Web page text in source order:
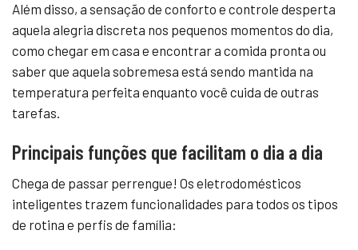
Além disso, a sensação de conforto e controle desperta
aquela alegria discreta nos pequenos momentos do dia,
como chegar em casa e encontrar a comida pronta ou
saber que aquela sobremesa está sendo mantida na
temperatura perfeita enquanto você cuida de outras
tarefas.
Principais funções que facilitam o dia a dia
Chega de passar perrengue! Os eletrodomésticos
inteligentes trazem funcionalidades para todos os tipos
de rotina e perfis de família: